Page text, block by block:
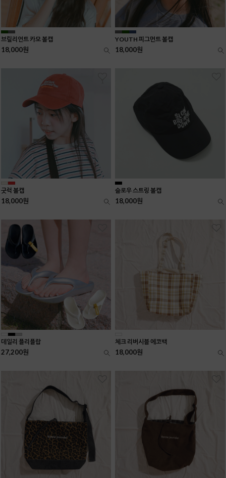
브릴리언트 카모 볼캡
18,000원
YOUTH 피그먼트 볼캡
18,000원
굿럭 볼캡
18,000원
슬로우 스트링 볼캡
18,000원
데일리 플리플랍
27,200원
체크 리버시블 에코백
18,000원